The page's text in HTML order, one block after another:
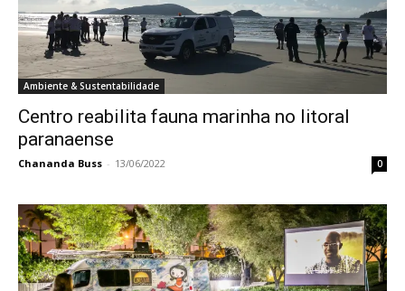
Ambiente & Sustentabilidade
Centro reabilita fauna marinha no litoral
paranaense
Chananda Buss - 13/06/2022 0